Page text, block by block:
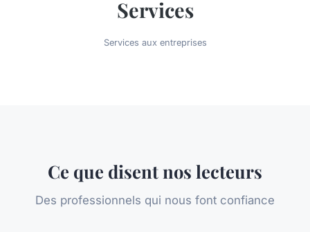
Services
Services aux entreprises
Ce que disent nos lecteurs
Des professionnels qui nous font confiance